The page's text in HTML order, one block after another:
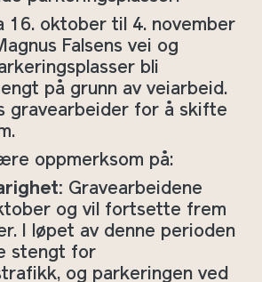
16. oktober til 4. november
Falsens vei og
bli
på grunn av veiarbeid.
gravearbeider for å skifte
oppmerksom på:
Gravearbeidene
og vil fortsette frem
I løpet av denne perioden
stengt for
og parkeringen ved